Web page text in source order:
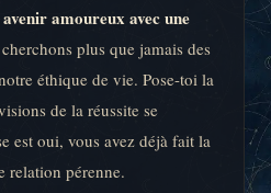
avenir amoureux avec une
plus que jamais des
éthique de vie. Pose-toi la
de la réussite se
est oui, vous avez déjà fait la
relation pérenne.